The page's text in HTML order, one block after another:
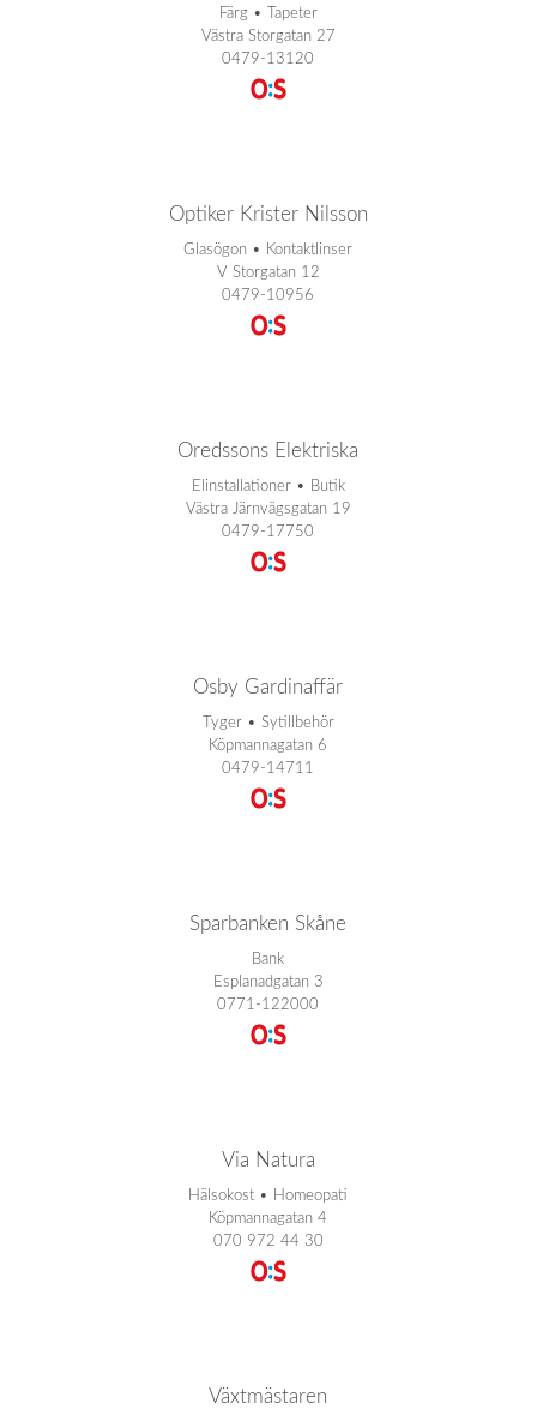
Färg • Tapeter
Västra Storgatan 27
0479-13120
Optiker Krister Nilsson
Glasögon • Kontaktlinser
V Storgatan 12
0479-10956
Oredssons Elektriska
Elinstallationer • Butik
Västra Järnvägsgatan 19
0479-17750
Osby Gardinaffär
Tyger • Sytillbehör
Köpmannagatan 6
0479-14711
Sparbanken Skåne
Bank
Esplanadgatan 3
0771-122000
Via Natura
Hälsokost • Homeopati
Köpmannagatan 4
070 972 44 30
Växtmästaren